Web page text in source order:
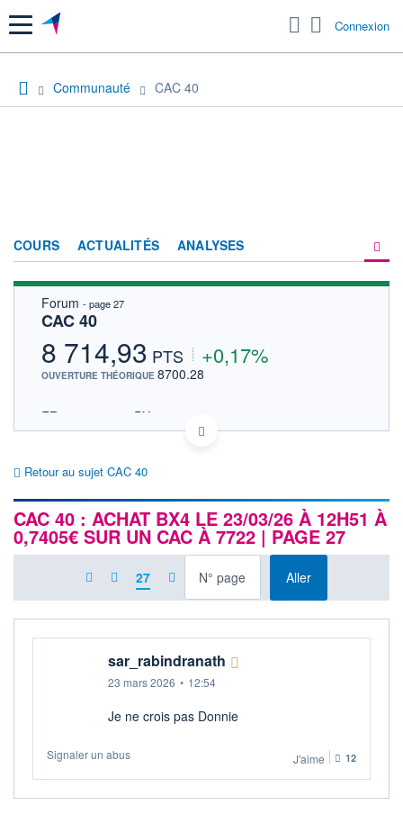
Menu Connexion
Communauté CAC 40
COURS ACTUALITÉS ANALYSES
HISTORIQUE
Forum - page 27
CAC 40
8 714,93 PTS +0,17%
OUVERTURE THÉORIQUE 8700.28
FR0003500008 PX1
EURONEXT PARIS DONNÉES TEMPS RÉEL
8 700
8 720
8 740
8 712,29 8 699,71
+ BAS
8 697,19
+BAS 1ER
JANVIER
3 363 M€
DERNIER ÉCHANGE
07.08.26 / 18:05:02
Retour au sujet CAC 40
CAC 40 : ACHAT BX4 LE 23/03/26 À 12H51 À
0,7405€ SUR UN CAC À 7722 | PAGE 27
27 Allerà la page
sar_rabindranath
23 mars 2026 • 12:54
Je ne crois pas Donnie
Signaler un abus J'aime 12